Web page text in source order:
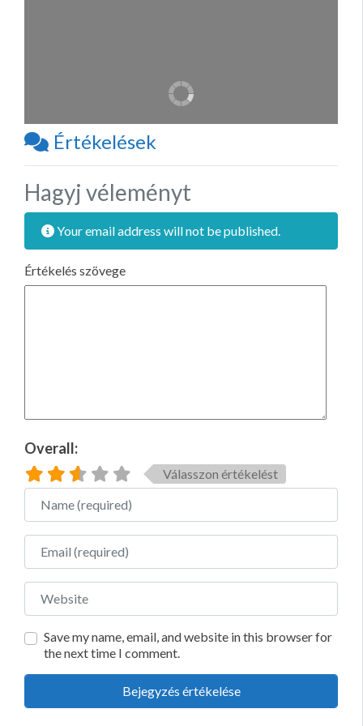
Értékelések
Hagyj véleményt
Your email address will not be published.
Értékelés szövege
Overall:
Válasszon értékelést
Name
Email
Website
Save my name, email, and website in this browser for
the next time I comment.